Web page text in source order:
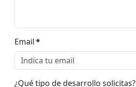
Email*
¿Qué tipo de desarrollo solicitas?